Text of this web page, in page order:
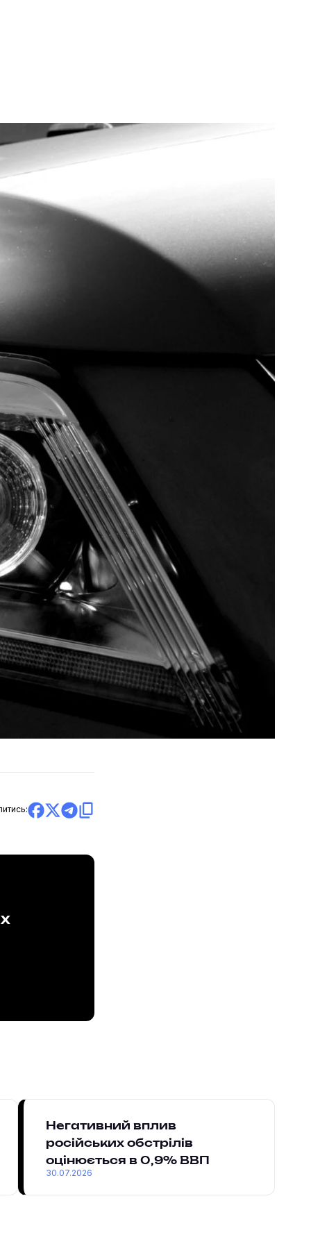
Негативний вплив
російських обстрілів
оцінюється в 0,9% ВВП
30.07.2026